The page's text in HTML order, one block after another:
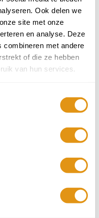
Ook delen we
site met onze
en analyse. Deze
combineren met andere
of die ze hebben
van hun services.
21 22
28 29 30
4 5 6
is op aanvraag.
Je kunt 'm ook
deze bestemming.
en extra experiences.